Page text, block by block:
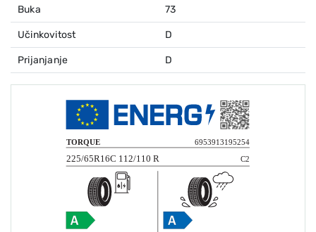
Buka 73
Učinkovitost D
Prijanjanje D